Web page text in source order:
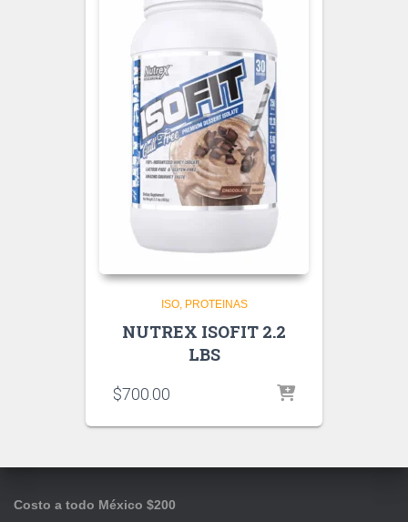
ISO PROTEINAS
NUTREX ISOFIT 2.2
LBS
$700.00
Costo a todo México $200